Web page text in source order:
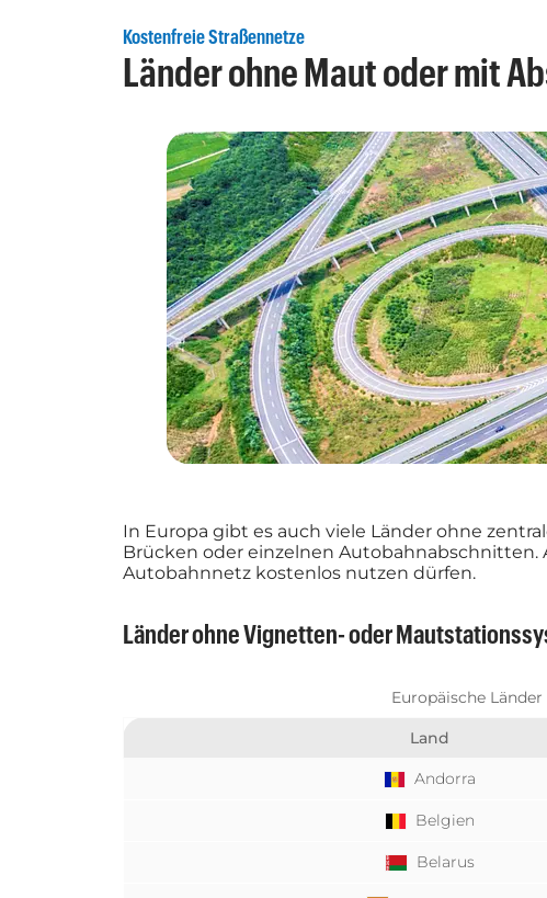
Kostenfreie Straßennetze
Länder ohne Maut oder mit
In Europa gibt es auch viele Länder ohne
Brücken oder einzelnen
Autobahnnetz kostenlos nutzen dürfen.
Länder ohne Vignetten- oder
Europäische
Land
Andorra
Belgien
Belarus